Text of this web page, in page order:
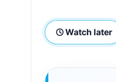
Watch later